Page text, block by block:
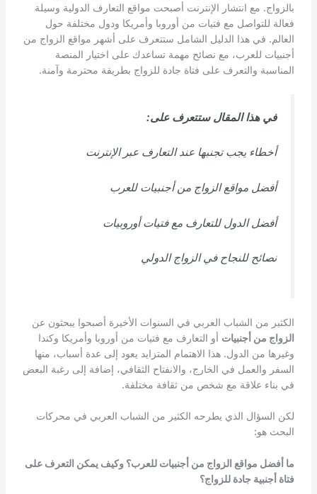
بالزواج. مع انتشار الإنترنت أصبحت مواقع التعارف الدولية وسيلة
فعالة للتواصل مع فتيات من أوروبا وأمريكا ودول مختلفة حول
العالم. في هذا الدليل الشامل ستتعرف على أشهر مواقع الزواج من
أجنبيات للعرب، مع نصائح مهمة تساعدك على اختيار المنصة
المناسبة والتعرف على فتاة جادة للزواج بطريقة محترمة وآمنة.
في هذا المقال ستتعرف على:
أخطاء يجب تجنبها عند التعارف عبر الإنترنت
أفضل مواقع الزواج من أجنبيات للعرب
أفضل الدول للتعارف مع فتيات أوروبيات
نصائح للنجاح في الزواج الدولي
الكثير من الشباب العربي في السنوات الأخيرة أصبحوا يبحثون عن
الزواج من أجنبيات أو التعارف مع فتيات من أوروبا وأمريكا وكندا
وغيرها من الدول. هذا الاهتمام المتزايد يعود إلى عدة أسباب، منها
السفر والعمل في الخارج، والانفتاح الثقافي، إضافة إلى رغبة البعض
في بناء علاقة مع شخص من ثقافة مختلفة.
لكن السؤال الذي يطرحه الكثير من الشباب العربي في محركات
البحث هو:
ما أفضل مواقع الزواج من أجنبيات للعرب؟ وكيف يمكن التعرف على
فتاة أجنبية جادة للزواج؟